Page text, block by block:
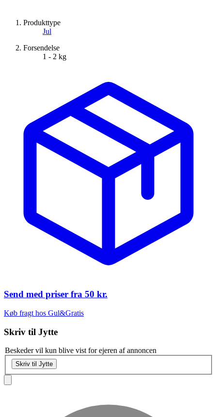
Produkttype
Jul
Forsendelse
1 - 2 kg
Send med priser fra 50 kr.
Køb fragt hos Gul&Gratis
Skriv til Jytte
Beskeder vil kun blive vist for ejeren af annoncen
Skriv til Jytte